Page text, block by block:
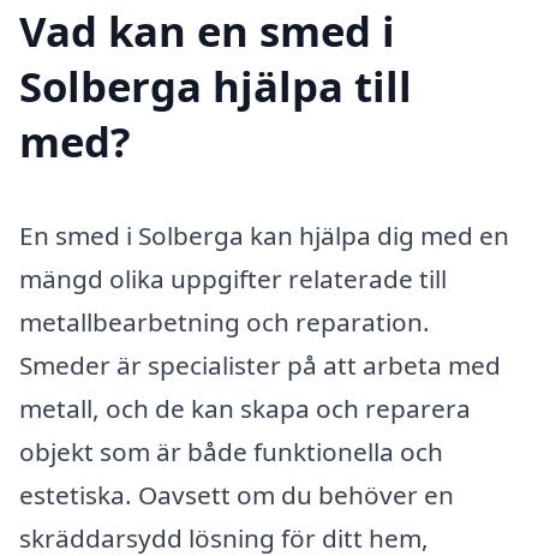
Vad kan en smed i
Solberga hjälpa till
med?
En smed i Solberga kan hjälpa dig med en
mängd olika uppgifter relaterade till
metallbearbetning och reparation.
Smeder är specialister på att arbeta med
metall, och de kan skapa och reparera
objekt som är både funktionella och
estetiska. Oavsett om du behöver en
skräddarsydd lösning för ditt hem,